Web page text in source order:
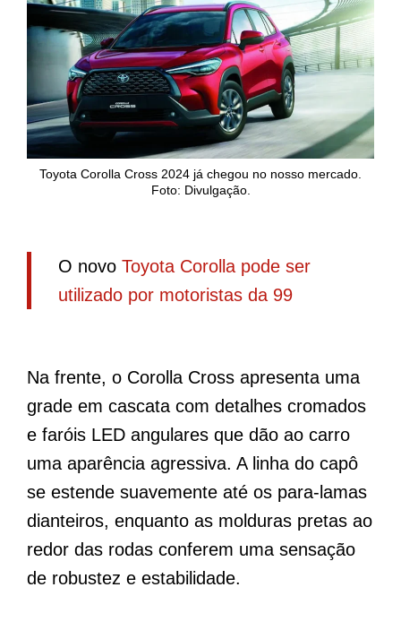
Toyota Corolla Cross 2024 já chegou no nosso mercado.
Foto: Divulgação.
O novo Toyota Corolla pode ser
utilizado por motoristas da 99
Na frente, o Corolla Cross apresenta uma
grade em cascata com detalhes cromados
e faróis LED angulares que dão ao carro
uma aparência agressiva. A linha do capô
se estende suavemente até os para-lamas
dianteiros, enquanto as molduras pretas ao
redor das rodas conferem uma sensação
de robustez e estabilidade.